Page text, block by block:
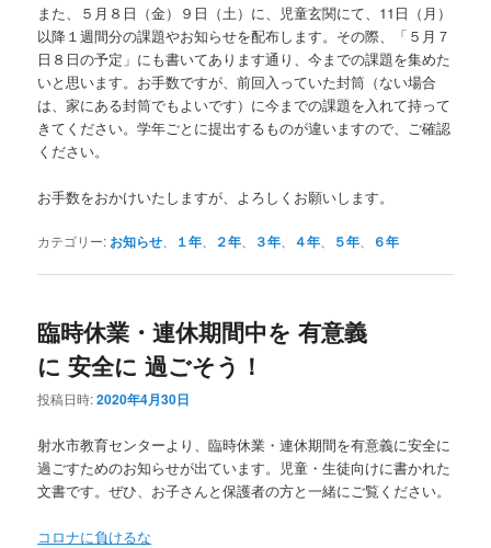
また、５月８日（金）９日（土）に、児童玄関にて、11日（月）
以降１週間分の課題やお知らせを配布します。その際、「５月７
日８日の予定」にも書いてあります通り、今までの課題を集めた
いと思います。お手数ですが、前回入っていた封筒（ない場合
は、家にある封筒でもよいです）に今までの課題を入れて持って
きてください。学年ごとに提出するものが違いますので、ご確認
ください。
お手数をおかけいたしますが、よろしくお願いします。
カテゴリー: お知らせ １年 ２年 ３年 ４年 ５年 ６年
臨時休業・連休期間中を 有意義
に 安全に 過ごそう！
投稿日時:2020年4月30日
射水市教育センターより、臨時休業・連休期間を有意義に安全に
過ごすためのお知らせが出ています。児童・生徒向けに書かれた
文書です。ぜひ、お子さんと保護者の方と一緒にご覧ください。
コロナに負けるな